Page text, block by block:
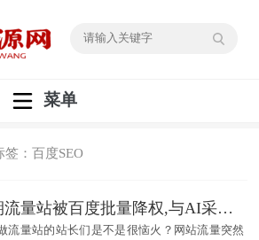
菜单
签：百度SEO
近期流量站被百度批量降权,与AI采集有关？
流量站的站长们是不是很恼火？网站流量突然